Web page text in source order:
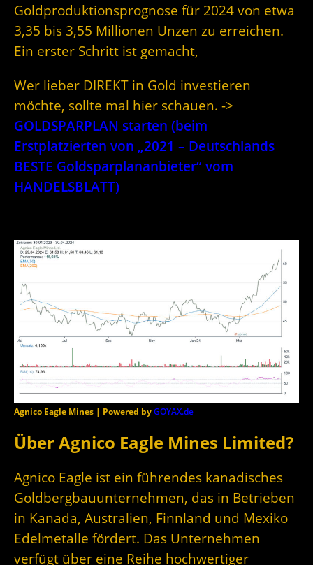
Goldproduktionsprognose für 2024 von etwa
3,35 bis 3,55 Millionen Unzen zu erreichen.
Ein erster Schritt ist gemacht,
Wer lieber DIREKT in Gold investieren
möchte, sollte mal hier schauen. ->
GOLDSPARPLAN starten (beim
Erstplatzierten von „2021 – Deutschlands
BESTE Goldsparplananbieter“ vom
HANDELSBLATT)
Agnico Eagle Mines | Powered byGOYAX.de
Über Agnico Eagle Mines Limited?
Agnico Eagle ist ein führendes kanadisches
Goldbergbauunternehmen, das in Betrieben
in Kanada, Australien, Finnland und Mexiko
Edelmetalle fördert. Das Unternehmen
verfügt über eine Reihe hochwertiger